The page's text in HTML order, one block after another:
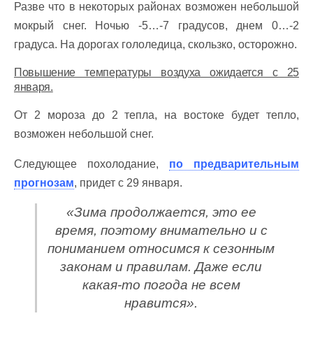
Разве что в некоторых районах возможен небольшой
мокрый снег. Ночью -5…-7 градусов, днем 0…-2
градуса. На дорогах гололедица, скользко, осторожно.
Повышение температуры воздуха ожидается с 25
января.
От 2 мороза до 2 тепла, на востоке будет тепло,
возможен небольшой снег.
Следующее похолодание, по предварительным
прогнозам, придет с 29 января.
«Зима продолжается, это ее
время, поэтому внимательно и с
пониманием относимся к сезонным
законам и правилам. Даже если
какая-то погода не всем
нравится».